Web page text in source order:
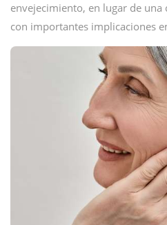
envejecimiento, en lugar de
con importantes implicaciones